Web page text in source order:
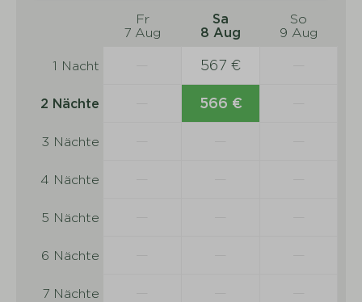
Fr
7 Aug
Sa
8 Aug
So
9 Aug
1 Nacht 567 €
2 Nächte 566 €
3 Nächte
4 Nächte
5 Nächte
6 Nächte
7 Nächte